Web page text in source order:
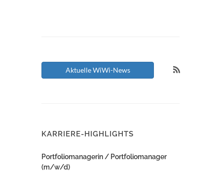
Aktuelle WiWi-News
KARRIERE-HIGHLIGHTS
Portfoliomanagerin / Portfoliomanager
(m/w/d)